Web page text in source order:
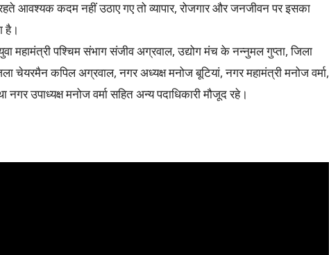
आवश्यक कदम नहीं उठाए गए तो व्यापार, रोजगार और जनजीवन पर इसका
है।
महामंत्री पश्चिम संभाग संजीव अग्रवाल, उद्योग मंच के नन्नुमल गुप्ता, जिला
चेयरमैन कपिल अग्रवाल, नगर अध्यक्ष मनोज बूटियां, नगर महामंत्री मनोज वर्मा,
नगर उपाध्यक्ष मनोज वर्मा सहित अन्य पदाधिकारी मौजूद रहे।